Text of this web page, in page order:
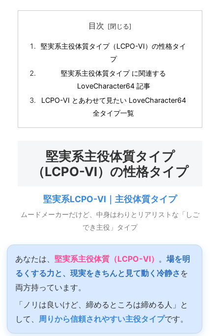
目次
堅実系主役体質タイプ（LCPO-VI）の性格タイ
プ
堅実系主役体質タイプ に関連する
LoveCharacter64 記事
LCPO-VI とあわせて見たい LoveCharacter64
全タイプ一覧
堅実系主役体質タイプ
（LCPO-VI）の性格タイプ
堅実系LCPO-VI｜主役体質タイプ
ムードメーカーだけど、中身はわりとリアリストな「しご
でき主役」タイプ
あなたは、 堅実系主役体質（LCPO-VI） 。 場を明
るくする力と、現実をきちんと見て動く冷静さ を
両方持っています。
「ノリは良いけど、締めるところは締める人」と
して、 周りから信頼されやすい主役タイプです。